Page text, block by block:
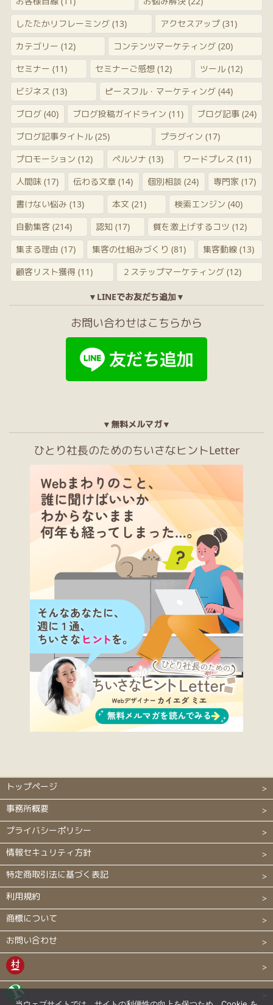
したたかリフレーミング (13) アクセスアップ (31)
カテゴリー (12) コンテンツマーケティング (20)
セミナー (11) セミナーご感想 (12) ツール (12)
ビジネス (13) ピースフル・マーケティング (44)
ブログ (40) ブログ投稿ガイドライン (11) ブログ記事 (24)
ブログ記事タイトル (25) プラグイン (17)
プロモーション (12) ペルソナ (13) ワードプレス (11)
人間味 (17) 伝わる文章 (14) 個別相談 (24) 専門家 (17)
書けない悩み (13) 本文 (21) 検索エンジン (40)
自動集客 (214) 認知 (17) 質を激上げするコツ (12)
集まる理由 (17) 集客の仕組みづくり (81) 集客動線(13)
顧客リスト獲得 (11) ２ステップマーケティング (12)
▼LINEでお友だち追加▼
お問い合わせはこちらから
▼無料メルマガ▼
ひとり社長のためのちいさなヒントLetter
トップページ
事務所概要
プライバシーポリシー
情報セキュリティ方針
特定商取引法に基づく表記
利用規約
商標について
お問い合わせ